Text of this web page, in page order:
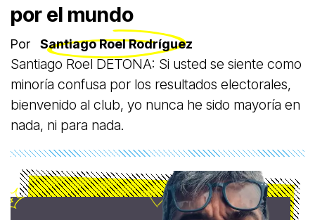
por el mundo
Por Santiago Roel Rodríguez
Santiago Roel DETONA: Si usted se siente como
minoría confusa por los resultados electorales,
bienvenido al club, yo nunca he sido mayoría en
nada, ni para nada.